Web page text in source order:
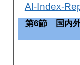
AI-Index-
第6節 国内外